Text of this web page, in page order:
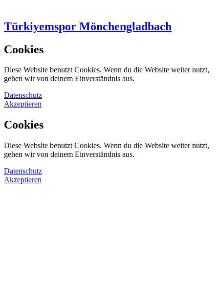
Türkiyemspor Mönchengladbach
Cookies
Diese Website benutzt Cookies. Wenn du die Website weiter nutzt,
gehen wir von deinem Einverständnis aus.
Datenschutz
Akzeptieren
Cookies
Diese Website benutzt Cookies. Wenn du die Website weiter nutzt,
gehen wir von deinem Einverständnis aus.
Datenschutz
Akzeptieren